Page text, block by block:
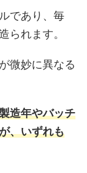
であり、毎
られます。
微妙に異なる
造年やバッチ
、いずれも